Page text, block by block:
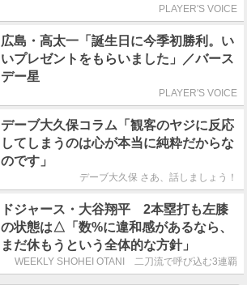
PLAYER'S VOICE
広島・高太一「誕生日に今季初勝利。い
いプレゼントをもらいました」／バース
デー星
PLAYER'S VOICE
デーブ大久保コラム「観客のヤジに反応
してしまうのは心が本当に純粋だからな
のです」
デーブ大久保 さあ、話しましょう！
ドジャース・大谷翔平 2本塁打も左膝
の状態は△「数%に違和感があるなら、
まだ休もうという全体的な方針」
WEEKLY SHOHEI OTANI 二刀流で呼び込む3連覇